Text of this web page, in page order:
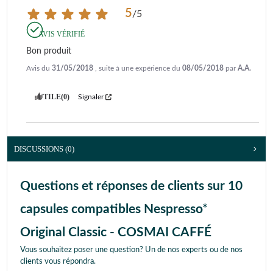
5/5
AVIS VÉRIFIÉ
Bon produit
Avis du 31/05/2018 , suite à une expérience du 08/05/2018 parA.A.
UTILE(0) Signaler
DISCUSSIONS (0)
Questions et réponses de clients sur 10
capsules compatibles Nespresso*
Original Classic - COSMAI CAFFÉ
Vous souhaitez poser une question? Un de nos experts ou de nos
clients vous répondra.